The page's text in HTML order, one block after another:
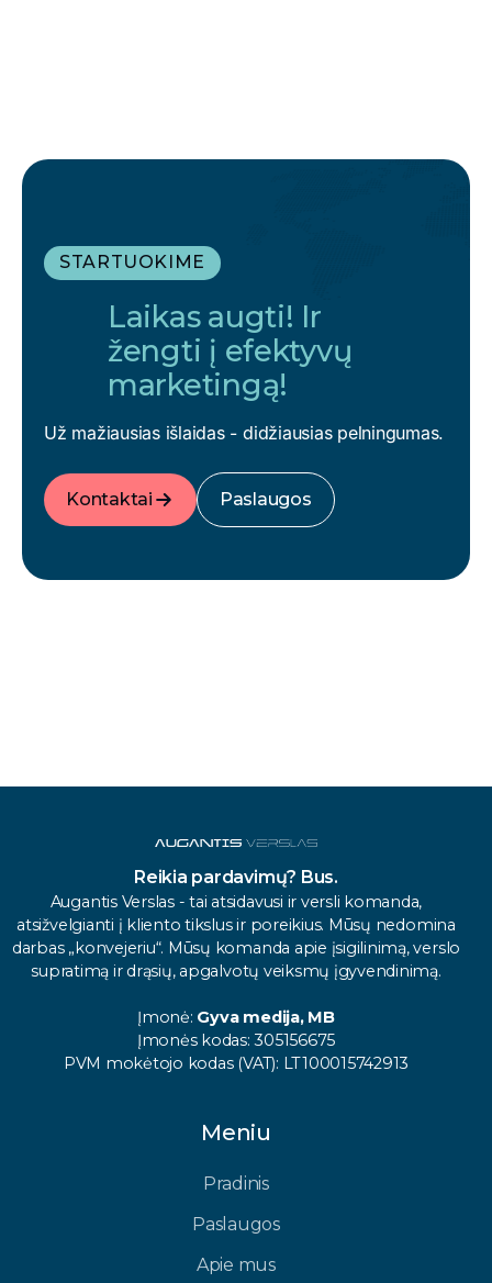
STARTUOKIME
Laikas augti! Ir
žengti į efektyvų
marketingą!
Už mažiausias išlaidas - didžiausias pelningumas.
Kontaktai Paslaugos
Reikia pardavimų? Bus.
Augantis Verslas - tai atsidavusi ir versli komanda,
atsižvelgianti į kliento tikslus ir poreikius. Mūsų nedomina
darbas „konvejeriu“. Mūsų komanda apie įsigilinimą, verslo
supratimą ir drąsių, apgalvotų veiksmų įgyvendinimą.
Įmonė: Gyva medija, MB
Įmonės kodas: 305156675
PVM mokėtojo kodas (VAT): LT100015742913
Meniu
Pradinis
Paslaugos
Apie mus